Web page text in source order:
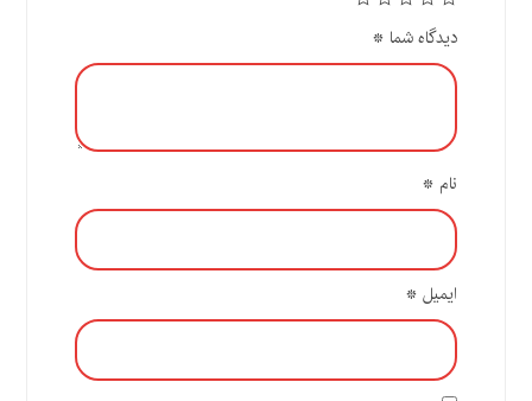
دیدگاه شما *
نام *
ایمیل *